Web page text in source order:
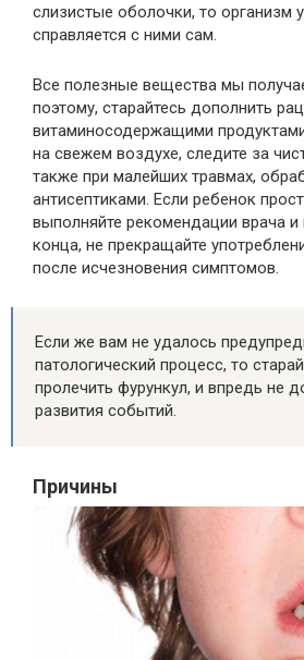
слизистые оболочки, то организм
справляется с ними сам.
Все полезные вещества мы
поэтому, старайтесь дополнить
витаминосодержащими
на свежем воздухе, следите за
также при малейших травмах,
антисептиками. Если ребенок
выполняйте рекомендации врача и
конца, не прекращайте
после исчезновения симптомов.
Если же вам не удалось
патологический процесс, то
пролечить фурункул, и впредь не
развития событий.
Причины